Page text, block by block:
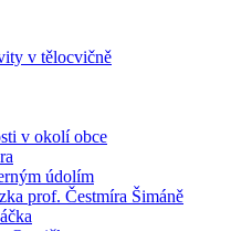
v tělocvičně
v okolí obce
údolím
prof. Čestmíra Šimáně